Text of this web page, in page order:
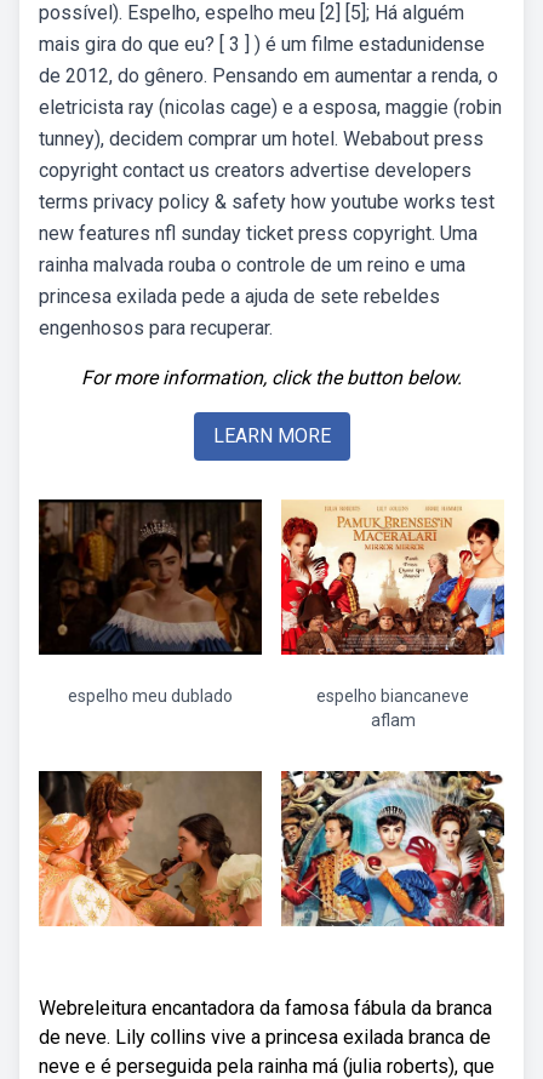
possível). Espelho, espelho meu [2] [5]; Há alguém
mais gira do que eu? [ 3 ] ) é um filme estadunidense
de 2012, do gênero. Pensando em aumentar a renda, o
eletricista ray (nicolas cage) e a esposa, maggie (robin
tunney), decidem comprar um hotel. Webabout press
copyright contact us creators advertise developers
terms privacy policy & safety how youtube works test
new features nfl sunday ticket press copyright. Uma
rainha malvada rouba o controle de um reino e uma
princesa exilada pede a ajuda de sete rebeldes
engenhosos para recuperar.
For more information, click the button below.
LEARN MORE
espelho meu dublado
espelho biancaneve
aflam
Webreleitura encantadora da famosa fábula da branca
de neve. Lily collins vive a princesa exilada branca de
neve e é perseguida pela rainha má (julia roberts), que